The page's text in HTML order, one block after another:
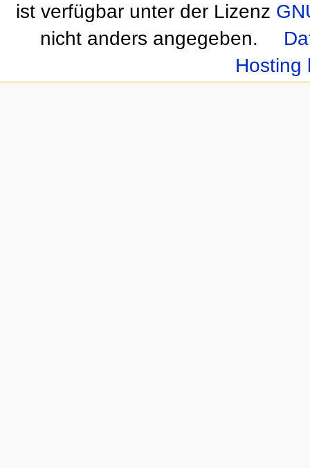
ist verfügbar unter der Lizenz
nicht anders angegeben.
Hosting